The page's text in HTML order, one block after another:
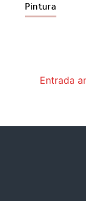
Pintura
Entrada